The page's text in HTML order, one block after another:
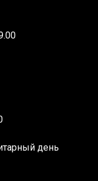
день